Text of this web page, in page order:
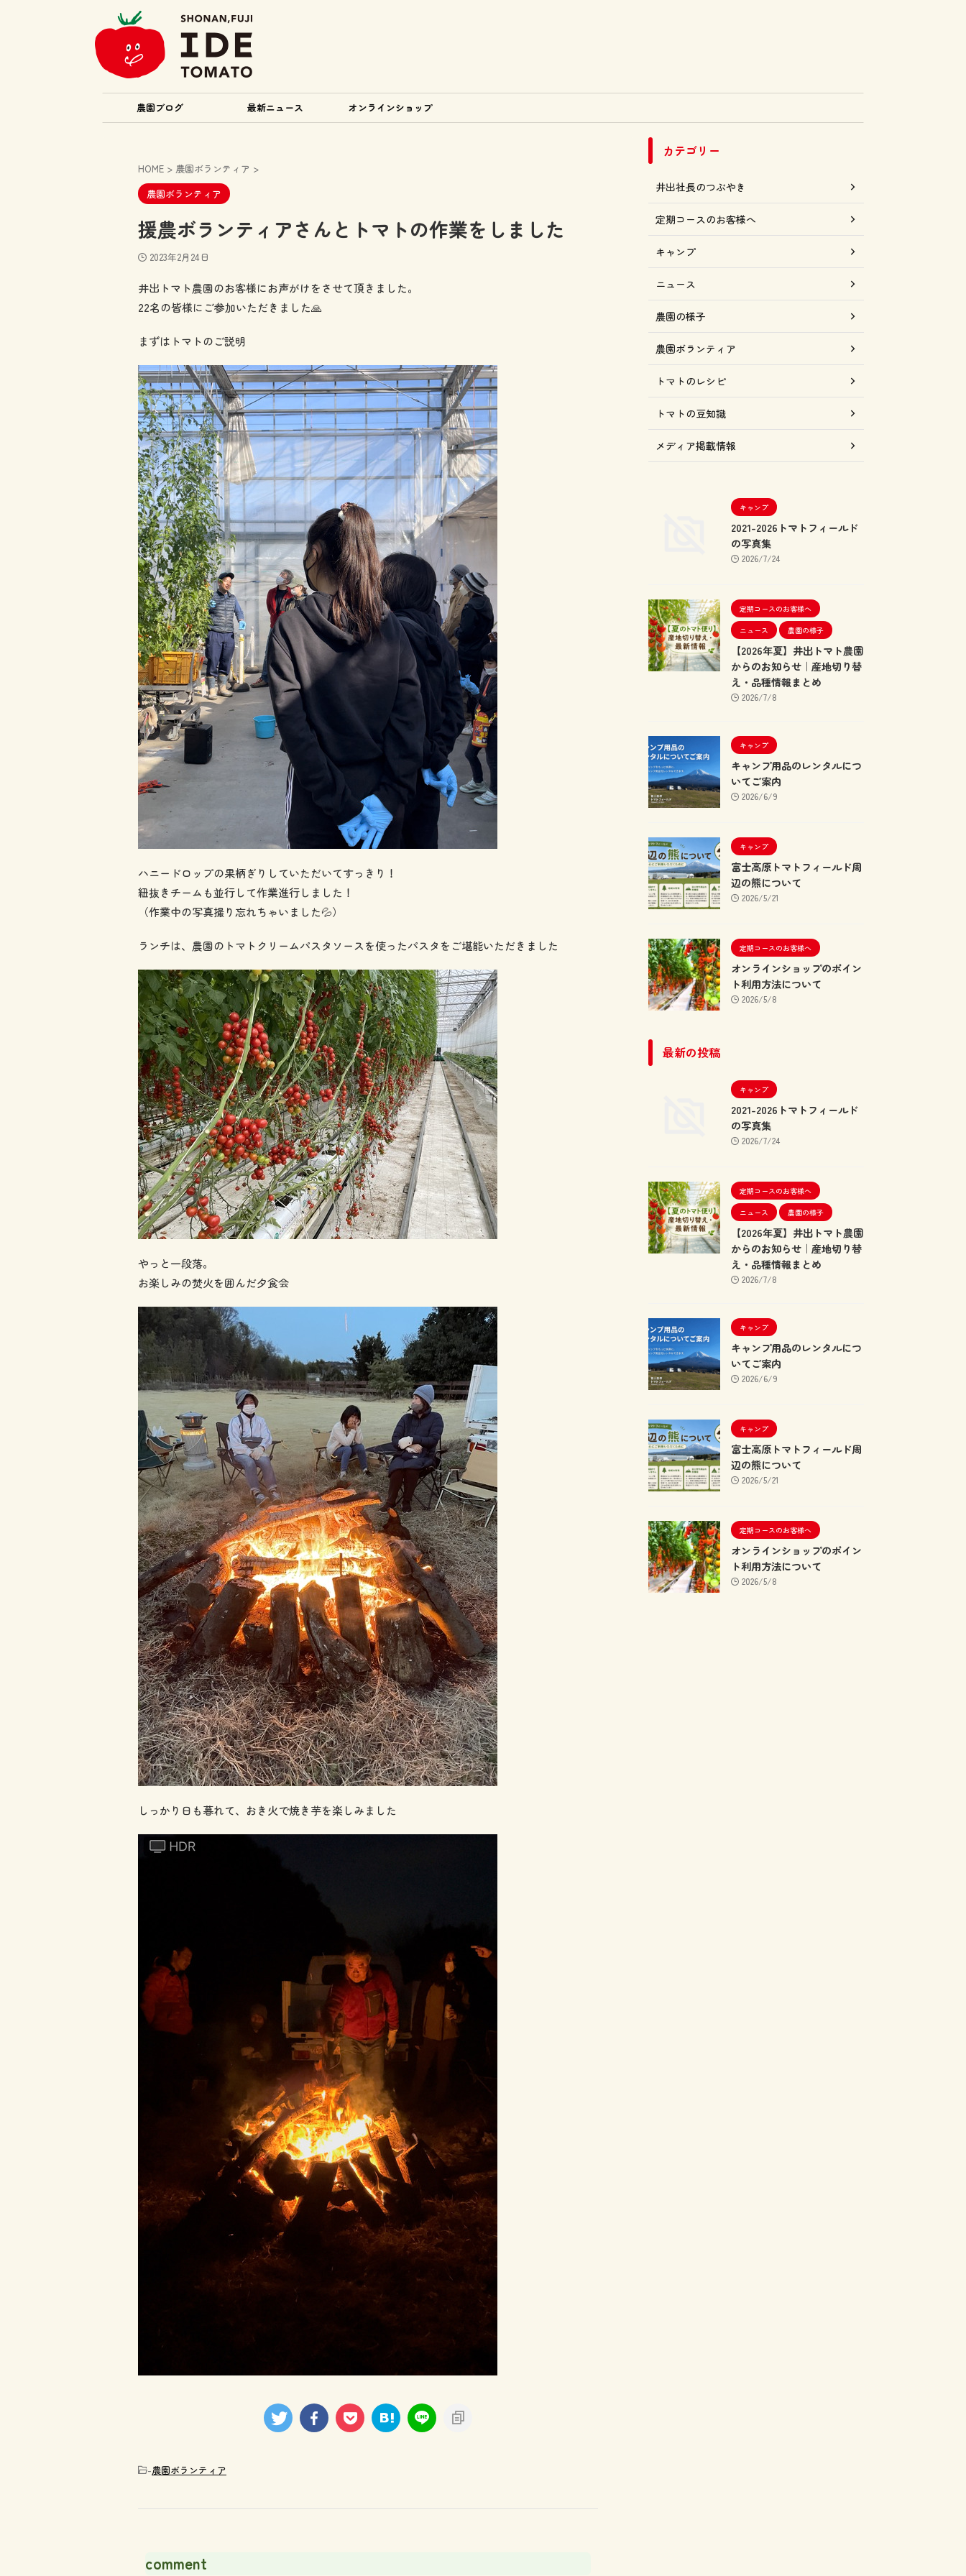
農園ブログ 最新ニュース オンラインショップ
HOME > 農園ボランティア >
農園ボランティア
援農ボランティアさんとトマトの作業をしました
2023年2月24日
井出トマト農園のお客様にお声がけをさせて頂きました。
22名の皆様にご参加いただきました🙏
まずはトマトのご説明
ハニードロップの果柄ぎりしていただいてすっきり！
紐抜きチームも並行して作業進行しました！
（作業中の写真撮り忘れちゃいました💦）
ランチは、農園のトマトクリームパスタソースを使ったパスタをご堪能いただきました
やっと一段落。
お楽しみの焚火を囲んだ夕食会
しっかり日も暮れて、おき火で焼き芋を楽しみました
-農園ボランティア
comment
カテゴリー
井出社長のつぶやき
定期コースのお客様へ
キャンプ
ニュース
農園の様子
農園ボランティア
トマトのレシピ
トマトの豆知識
メディア掲載情報
キャンプ
2021-2026トマトフィールド
の写真集
2026/7/24
定期コースのお客様へ
ニュース
農園の様子
【2026年夏】井出トマト農園
からのお知らせ｜産地切り替
え・品種情報まとめ
2026/7/8
キャンプ
キャンプ用品のレンタルにつ
いてご案内
2026/6/9
キャンプ
富士高原トマトフィールド周
辺の熊について
2026/5/21
定期コースのお客様へ
オンラインショップのポイン
ト利用方法について
2026/5/8
最新の投稿
キャンプ
2021-2026トマトフィールド
の写真集
2026/7/24
定期コースのお客様へ
ニュース
農園の様子
【2026年夏】井出トマト農園
からのお知らせ｜産地切り替
え・品種情報まとめ
2026/7/8
キャンプ
キャンプ用品のレンタルにつ
いてご案内
2026/6/9
キャンプ
富士高原トマトフィールド周
辺の熊について
2026/5/21
定期コースのお客様へ
オンラインショップのポイン
ト利用方法について
2026/5/8